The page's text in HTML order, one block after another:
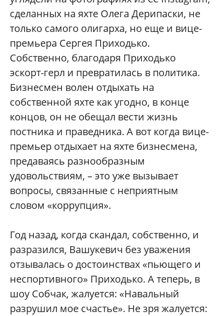
сделанных на яхте Олега Дерипаски, не
только самого олигарха, но еще и вице-
премьера Сергея Приходько.
Собственно, благодаря Приходько
эскорт-герл и превратилась в политика.
Бизнесмен волен отдыхать на
собственной яхте как угодно, в конце
концов, он не обещал вести жизнь
постника и праведника. А вот когда вице-
премьер отдыхает на яхте бизнесмена,
предаваясь разнообразным
удовольствиям, – это уже вызывает
вопросы, связанные с неприятным
словом «коррупция».
Год назад, когда скандал, собственно, и
разразился, Вашукевич без уважения
отзывалась о достоинствах «пьющего и
неспортивного» Приходько. А теперь, в
шоу Собчак, жалуется: «Навальный
разрушил мое счастье». Не зря жалуется: